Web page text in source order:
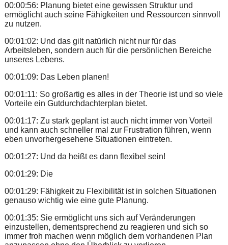
00:00:56: Planung bietet eine gewissen Struktur und
ermöglicht auch seine Fähigkeiten und Ressourcen sinnvoll
zu nutzen.
00:01:02: Und das gilt natürlich nicht nur für das
Arbeitsleben, sondern auch für die persönlichen Bereiche
unseres Lebens.
00:01:09: Das Leben planen!
00:01:11: So großartig es alles in der Theorie ist und so viele
Vorteile ein Gutdurchdachterplan bietet.
00:01:17: Zu stark geplant ist auch nicht immer von Vorteil
und kann auch schneller mal zur Frustration führen, wenn
eben unvorhergesehene Situationen eintreten.
00:01:27: Und da heißt es dann flexibel sein!
00:01:29: Die
00:01:29: Fähigkeit zu Flexibilität ist in solchen Situationen
genauso wichtig wie eine gute Planung.
00:01:35: Sie ermöglicht uns sich auf Veränderungen
einzustellen, dementsprechend zu reagieren und sich so
immer froh machen wenn möglich dem vorhandenen Plan